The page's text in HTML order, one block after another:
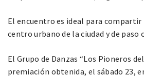
El encuentro es ideal para
centro urbano de la ciudad y de
El Grupo de Danzas “Los Pioneros
premiación obtenida, el sábado 23,